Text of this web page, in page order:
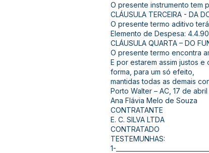
O presente instrumento tem
CLÁUSULA TERCEIRA - DA
O presente termo aditivo
Elemento de Despesa:
CLÁUSULA QUARTA – DO
O presente termo encontra
E por estarem assim justos
forma, para um só efeito,
mantidas todas as demais
Porto Walter – AC, 17 de
Ana Flávia Melo de Souza
CONTRATANTE
E. C. SILVA LTDA
CONTRATADO
TESTEMUNHAS:
1-